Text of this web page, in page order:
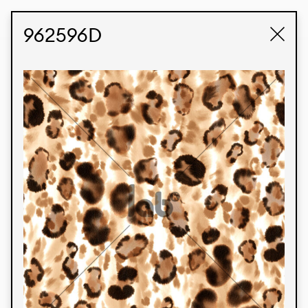
962596D
Produtos
Temos orgulho de expressar nossa identidade
brasileira por meio de nossos tecidos e estampas
personalizadas, trabalhando em colaboração
com nossos clientes e dando vida aos seus
conceitos e criações. Nossa extensa linha de
produtos tem opções para diferentes mercados.
Oferecemos também tecidos ecológicos e
tecnológicos que podem ser acabados em
qualquer cor sólida ou impressão digital.
Cores